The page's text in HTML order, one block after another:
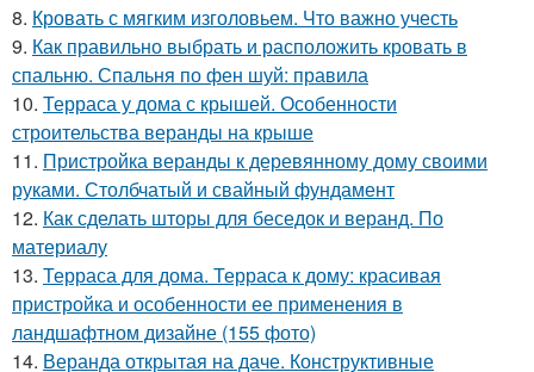
8. Кровать с мягким изголовьем. Что важно учесть
9. Как правильно выбрать и расположить кровать в
спальню. Спальня по фен шуй: правила
10. Терраса у дома с крышей. Особенности
строительства веранды на крыше
11. Пристройка веранды к деревянному дому своими
руками. Столбчатый и свайный фундамент
12. Как сделать шторы для беседок и веранд. По
материалу
13. Терраса для дома. Терраса к дому: красивая
пристройка и особенности ее применения в
ландшафтном дизайне (155 фото)
14. Веранда открытая на даче. Конструктивные